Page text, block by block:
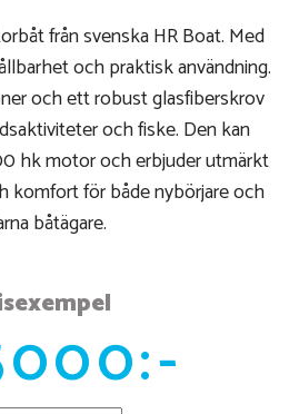
från svenska HR Boat. Med
och praktisk användning.
och ett robust glasfiberskrov
och fiske. Den kan
hk motor och erbjuder utmärkt
komfort för både nybörjare och
båtägare.